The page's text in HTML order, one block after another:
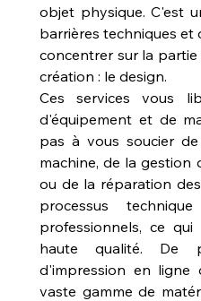
objet physique. C'est
barrières techniques et
concentrer sur la
création : le design.
Ces services vous
d'équipement et de
pas à vous soucier
machine, de la gestion
ou de la réparation
processus
professionnels, ce
haute qualité. De
d'impression en ligne
vaste gamme de